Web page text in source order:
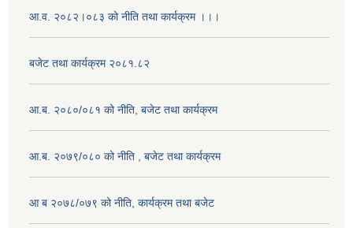
आ.व. २०८२।०८३ को नीति तथा कार्यक्रम ।।।
बजेट तथा कार्यक्रम २०८१.८२
आ.ब. २०८०/०८१ को नीति, बजेट तथा कार्यक्रम
आ.ब. २०७९/०८० को नीति , बजेट तथा कार्यक्रम
आ ब २०७८/०७९ को नीति, कार्यक्रम तथा बजेट